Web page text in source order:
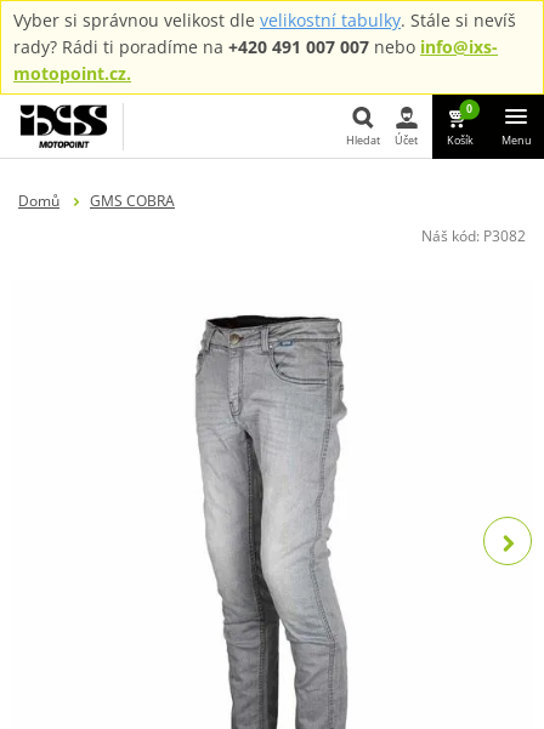
Vyber si správnou velikost dle velikostní tabulky. Stále si nevíš
rady? Rádi ti poradíme na +420 491 007 007 nebo info@ixs-
motopoint.cz.
Hledat Účet
0
Košík Menu
Domů
GMS COBRA
Náš kód: P3082